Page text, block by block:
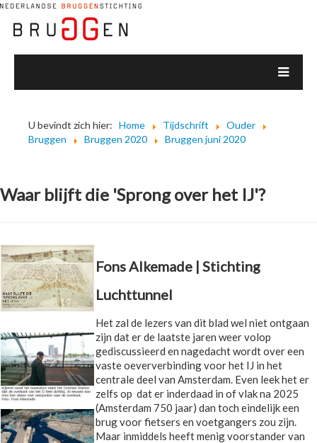
U bevindt zich hier: Home Tijdschrift
Ouder
Bruggen
Bruggen 2020 Bruggen juni 2020
Waar blijft die 'Sprong over het IJ'?
Fons Alkemade | Stichting
Luchttunnel
Het zal de lezers van dit blad wel niet ontgaan
zijn dat er de laatste jaren weer volop
gediscussieerd en nagedacht wordt over een
vaste oeververbinding voor het IJ in het
centrale deel van Amsterdam. Even leek het er
zelfs op dat er inderdaad in of vlak na 2025
(Amsterdam 750 jaar) dan toch eindelijk een
brug voor fietsers en voetgangers zou zijn.
Maar inmiddels heeft menig voorstander van